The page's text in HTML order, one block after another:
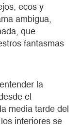
ecos y
ambigua,
que
fantasmas
la
el
media tarde del
interiores se